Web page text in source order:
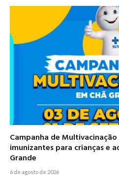
Campanha de
imunizantes para crianças e
Grande
6 de agosto de 2026